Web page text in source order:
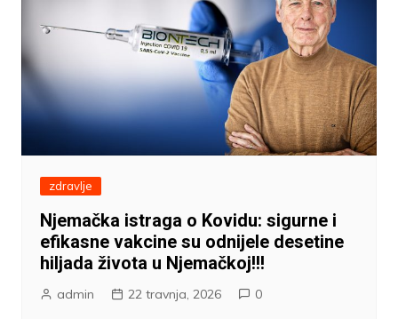
zdravlje
Njemačka istraga o Kovidu: sigurne i
efikasne vakcine su odnijele desetine
hiljada života u Njemačkoj!!!
admin 22 travnja, 2026 0